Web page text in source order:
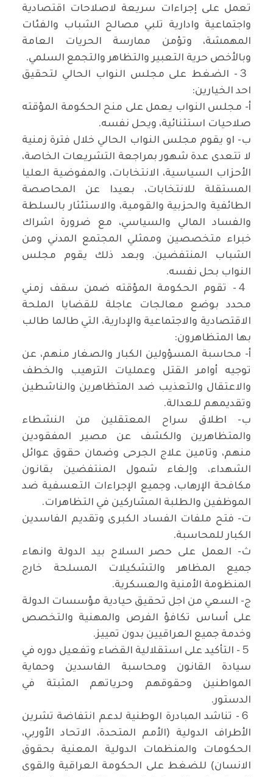
تعمل على إجراءات سريعة لاصلاحات اقتصادية
واجتماعية وادارية تلبي مصالح الشباب والفئات
المهمشة، وتؤمن ممارسة الحريات العامة
وبالأخص حرية التعبير والتظاهر والتجمع السلمي.
３- الضغط على مجلس النواب الحالي لتحقيق
احد الخيارين:
أ‌- مجلس النواب يعمل على منح الحكومة المؤقته
صلاحيات استثنائية، ويحل نفسه.
ب‌- او يقوم مجلس النواب الحالي خلال فترة زمنية
لا تتعدى عدة شهور بمراجعة التشريعات الخاصة،
الأحزاب السياسية، الانتخابات، والمفوضية العليا
المستقلة للانتخابات، بعيدا عن المحاصصة
الطائفية والحزبية والقومية، والاستئثار بالسلطة
والفساد المالي والسياسي، مع ضرورة اشراك
خبراء متخصصين وممثلي المجتمع المدني ومن
الشباب المنتفضين. وبعد ذلك يقوم مجلس
النواب بحل نفسه.
４- تقوم الحكومة المؤقته ضمن سقف زمني
محدد بوضع معالجات عاجلة للقضايا الملحة
الاقتصادية والاجتماعية والإدارية، التي طالما طالب
بها المتظاهرون:
أ‌- محاسبة المسؤولين الكبار والصغار منهم، عن
توجيه أوامر القتل وعمليات الترهيب والخطف
والاعتقال والتعذيب ضد المتظاهرين والناشطين
وتقديمهم للعدالة.
ب‌- اطلاق سراح المعتقلين من النشطاء
والمتظاهرين والكشف عن مصير المفقودين
منهم، وتامين علاج الجرحى وضمان حقوق عوائل
الشهداء، وإلغاء شمول المنتفضين بقانون
مكافحة الإرهاب، وجميع الإجراءات التعسفية ضد
الموظفين والطلبة المشاركين في التظاهرات.
ت‌- فتح ملفات الفساد الكبرى وتقديم الفاسدين
الكبار للمحاسبة.
ث‌- العمل على حصر السلاح بيد الدولة وانهاء
جميع المظاهر والتشكيلات المسلحة خارج
المنظومة الأمنية والعسكرية.
ج‌- السعي من اجل تحقيق حيادية مؤسسات الدولة
على أساس تكافؤ الفرص والمهنية والتخصص
وخدمة جميع العراقيين بدون تمييز.
５- التأكيد على استقلالية القضاء وتفعيل دوره في
سيادة القانون ومحاسبة الفاسدين وحماية
المواطنين وحقوقهم وحرياتهم المثبتة في
الدستور.
６- تناشد المبادرة الوطنية لدعم انتفاضة تشرين
الأطراف الدولية (الأمم المتحدة، الاتحاد الأوربي،
الحكومات والمنظمات الدولية المعنية بحقوق
الانسان) للضغط على الحكومة العراقية والقوى